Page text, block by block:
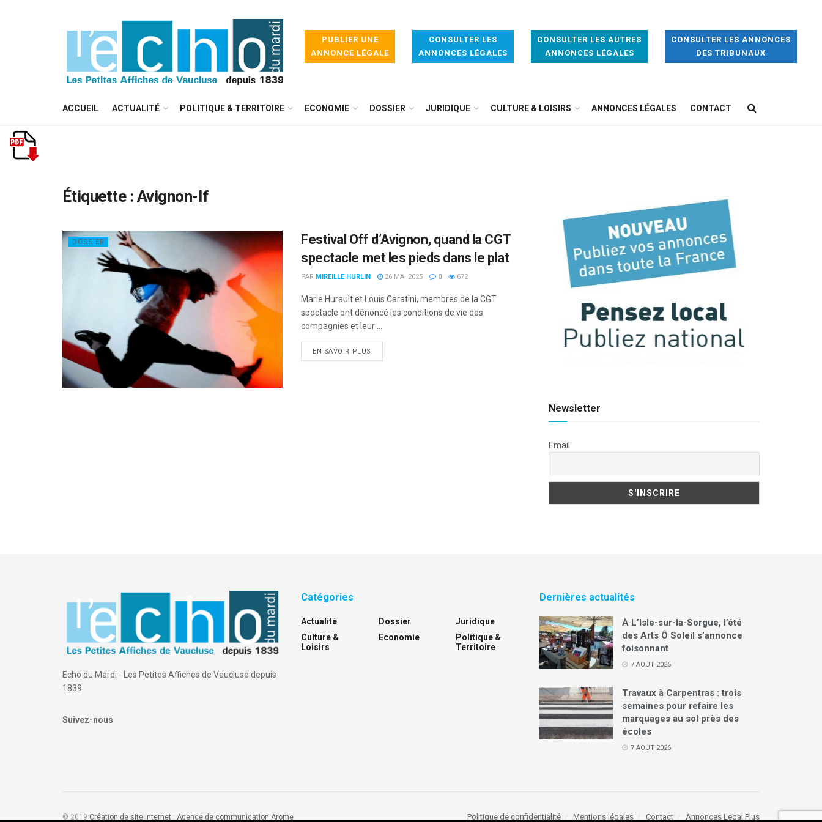
PUBLIER UNE
ANNONCE LÉGALE
CONSULTER LES
ANNONCES LÉGALES
CONSULTER LES AUTRES
ANNONCES LÉGALES
CONSULTER LES ANNONCES
DES TRIBUNAUX
ACCUEIL ACTUALITÉ POLITIQUE & TERRITOIRE ECONOMIE DOSSIER JURIDIQUE CULTURE & LOISIRS ANNONCES LÉGALES CONTACT
Étiquette : Avignon-If
DOSSIER
Festival Off d’Avignon, quand la CGT
spectacle met les pieds dans le plat
PAR MIREILLE HURLIN 26 MAI 2025 0 672
Marie Hurault et Louis Caratini, membres de la CGT
spectacle ont dénoncé les conditions de vie des
compagnies et leur ...
EN SAVOIR PLUS
Newsletter
Email
Echo du Mardi - Les Petites Affiches de Vaucluse depuis
1839
Suivez-nous
Catégories
Actualité
Culture &
Loisirs
Dossier
Economie
Juridique
Politique &
Territoire
Dernières actualités
À L’Isle-sur-la-Sorgue, l’été
des Arts Ô Soleil s’annonce
foisonnant
7 AOÛT 2026
Travaux à Carpentras : trois
semaines pour refaire les
marquages au sol près des
écoles
7 AOÛT 2026
Politique de confidentialité Mentions légales Contact Annonces Legal Plus
© 2019 Création de site internet : Agence de communication Arome